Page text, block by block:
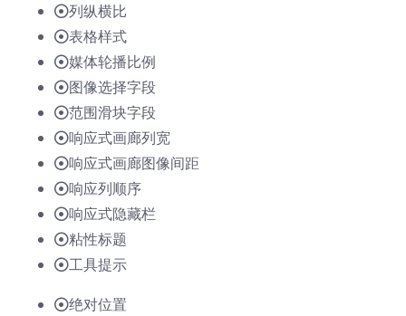
列纵横比
表格样式
媒体轮播比例
图像选择字段
范围滑块字段
响应式画廊列宽
响应式画廊图像间距
响应列顺序
响应式隐藏栏
粘性标题
工具提示
绝对位置